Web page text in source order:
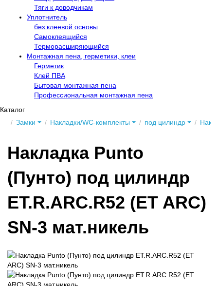
Тяги к доводчикам
Уплотнитель
без клеевой основы
Самоклеящийся
Терморасширяющийся
Монтажная пена, герметики, клеи
Герметик
Клей ПВА
Бытовая монтажная пена
Профессиональная монтажная пена
Каталог
Замки
Накладки/WC-комплекты под цилиндр
Накладка Punto
(Пунто) под цилиндр
ET.R.ARC.R52 (ET ARC)
SN-3 мат.никель